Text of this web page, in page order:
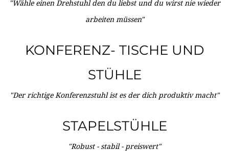
"Wähle einen Drehstuhl den du liebst und du wirst nie wieder
arbeiten müssen"
KONFERENZ- TISCHE UND
STÜHLE
"Der richtige Konferenzstuhl ist es der dich produktiv macht"
STAPELSTÜHLE
"Robust - stabil - preiswert"